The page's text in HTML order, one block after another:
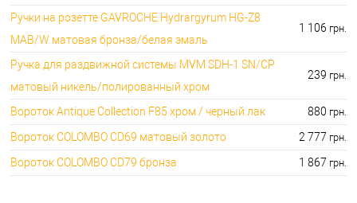
Ручки на розетте GAVROCHE Hydrargyrum HG-Z8
MAB/W матовая бронза/белая эмаль
1 106 грн.
Ручка для раздвижной системы MVM SDH-1 SN/CP
матовый никель/полированный хром
239 грн.
Вороток Antique Collection F85 хром / черный лак 880 грн.
Вороток COLOMBO CD69 матовый золото 2 777 грн.
Вороток COLOMBO CD79 бронза 1 867 грн.